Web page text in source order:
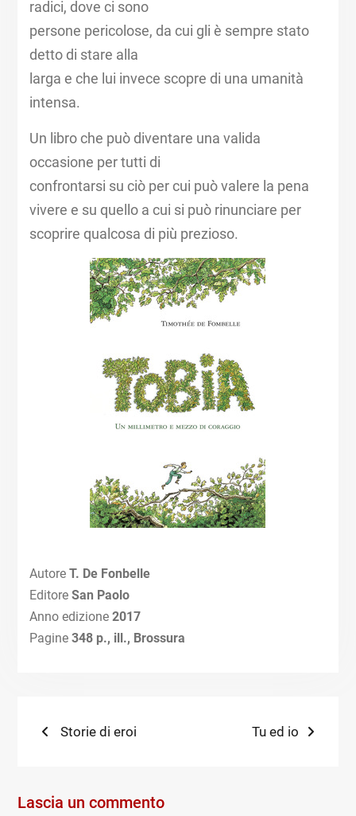
radici, dove ci sono
persone pericolose, da cui gli è sempre stato
detto di stare alla
larga e che lui invece scopre di una umanità
intensa.
Un libro che può diventare una valida
occasione per tutti di
confrontarsi su ciò per cui può valere la pena
vivere e su quello a cui si può rinunciare per
scoprire qualcosa di più prezioso.
Autore T. De Fonbelle
Editore San Paolo
Anno edizione 2017
Pagine348 p., ill., Brossura
Navigazione
Previous
Storie di eroi
Next
Tu ed io
Lascia un commento